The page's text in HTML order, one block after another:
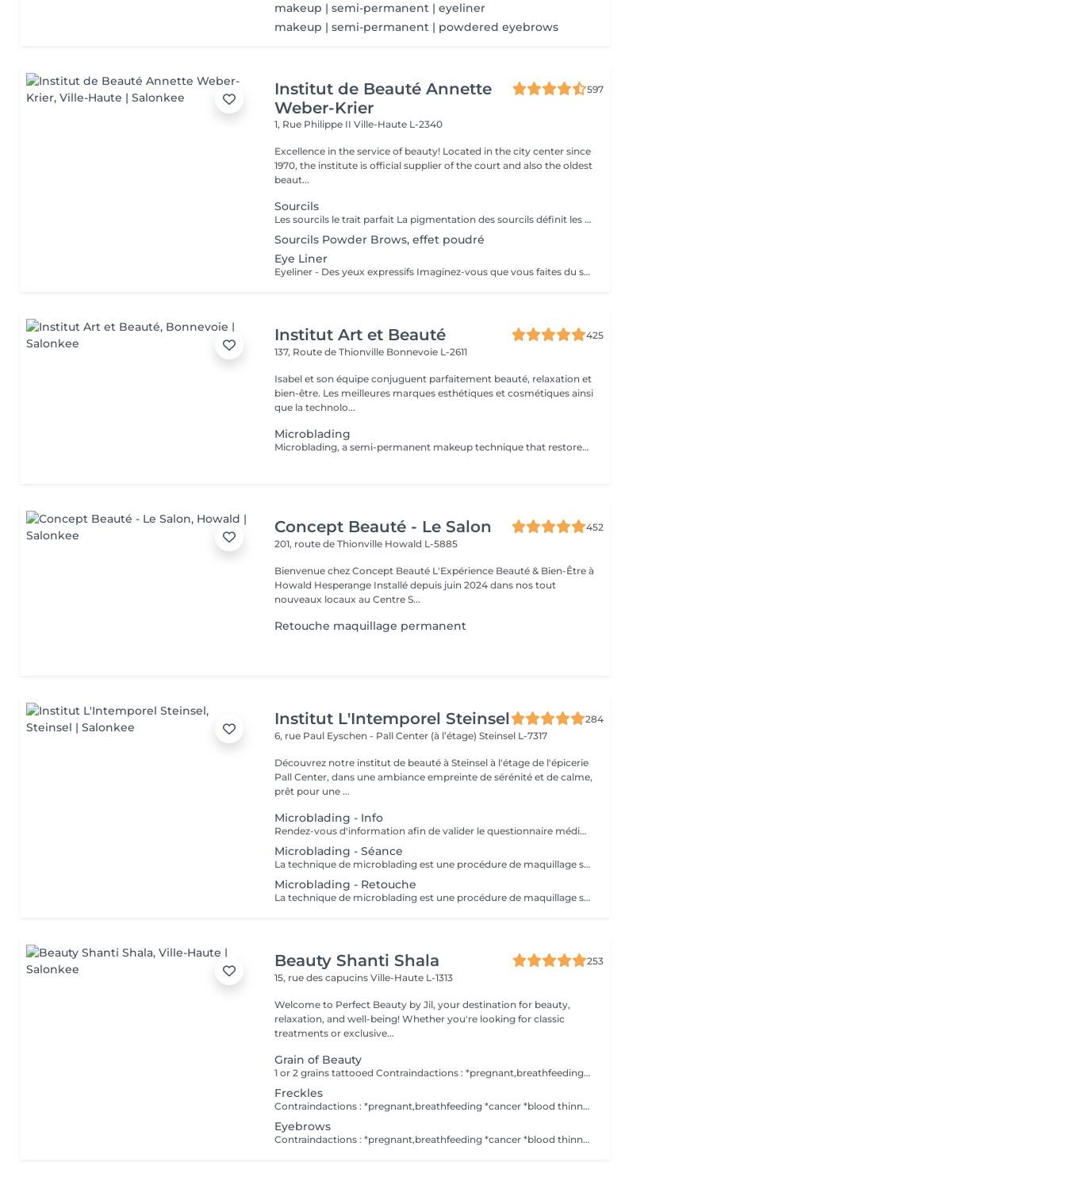
makeup | semi-permanent | eyeliner
makeup | semi-permanent | powdered eyebrows
Institut de Beauté Annette
Weber-Krier
597
1, Rue Philippe IIVille-Haute L-2340
Excellence in the service of beauty! Located in the city center since
1970, the institute is official supplier of the court and also the oldest
beaut...
Sourcils
Les sourcils le trait parfait La pigmentation des sourcils définit les traits de votre visage en créant un cadre optique. Le tracé du sourcil exprime votre état d'âme et peut même vous donner un aspect plus jeune. Mais les sourcils peuvent aussi pousser de manière très irrégulière jusqu'à ne plus pousser du tout. Dans ce cas le maquillage permanent est la solution idéale. On choisira une couleur qui vous correspond, ensuite on vous fera un dessin des sourcils au crayon. Quand on aura obtenu le résultat parfait, nous allons commencer à pigmenter des poils très fins. A partir de ce jour vous allez vous réveiller tous les matins avec des sourcils parfaits.
Sourcils Powder Brows, effet poudré
Eye Liner
Eyeliner - Des yeux expressifs Imaginez-vous que vous faites du sport, que vous allez vous baigner ou au sauna et que votre Eyeliner ne s'efface pas, ne coule pas plus jamais. Vos cils paraissent plus fournis et vos yeux sont plus expressifs grâce à un Eyeliner fin. L'Eyeliner est aussi la solution parfaite si vous portez des lentilles ou si vous avez des problèmes de vue ou bien si vous voulez tout simplement gagner du temps. Vous avez le choix entre un Eyeliner très fin et discret et un Eyeliner décoratif, tout comme vous le souhaitez. Dans tous les cas l'Eyeliner mettra vos yeux en valeur.
Institut Art et Beauté
425
137, Route de Thionville Bonnevoie L-2611
Isabel et son équipe conjuguent parfaitement beauté, relaxation et
bien-être. Les meilleures marques esthétiques et cosmétiques ainsi
que la technolo...
Microblading
Microblading, a semi-permanent makeup technique that restores shape, density, and definition to your eyebrows with ultra-natural, hair-by-hair strokes. Ideal if your eyebrows are too thin, sparse, or uneven, microblading creates a structured and harmonious look without daily makeup. Gentle and precise technique, skin-friendly. High-quality pigments for long-lasting results. Personalized consultation before each session. Lasts 12 to 18 months. Treat yourself to flawless, elegant eyebrows every day.
Concept Beauté - Le Salon
452
201, route de Thionville Howald L-5885
Bienvenue chez Concept Beauté L'Expérience Beauté & Bien-Être à
Howald Hesperange Installé depuis juin 2024 dans nos tout
nouveaux locaux au Centre S...
Retouche maquillage permanent
Institut L'Intemporel Steinsel
284
6, rue Paul Eyschen - Pall Center (à l’étage)Steinsel L-7317
Découvrez notre institut de beauté à Steinsel à l'étage de l'épicerie
Pall Center, dans une ambiance empreinte de sérénité et de calme,
prêt pour une ...
Microblading - Info
Rendez-vous d'information afin de valider le questionnaire médical et les contre-indications, validation de la couleur et de la forme des sourcils, réponses aux éventuelles interrogations. L'acompte sera restitué entièrement lors de votre venue, si vous n'annulez pas il sera conservé.
Microblading - Séance
La technique de microblading est une procédure de maquillage semi permanent réalisé entièrement à la main à l'aide d'un "stylo" muni de micro-aiguilles. La praticienne dessine poil à poil l'ensemble du sourcil afin de redonner au regard toute son intensité et sa ligne naturelle. Cette technique permet de redessiner entièrement un sourcil soit de combler les éventuels trous. Un résultat des plus naturel grâce à la finesse de la lame et donc au dessin de chaque poil. Effet trompe l'il garanti! POSSIBILITES DE RDV A STEINFORT OU OBERPALLEN
Microblading - Retouche
La technique de microblading est une procédure de maquillage semi-permanent réalisé entièrement à la main à l'aide d'un "stylo" muni de micro-aiguilles. La praticienne dessine poil à poil l'ensemble du sourcil afin de redonner au regard toute son intensité et sa ligne naturelle. Cette technique permet de redessiner entièrement un sourcil soit de combler les éventuels trous. Un résultat des plus naturel grâce à la finesse de la lame et donc au dessin de chaque poil. Effet trompe l'oeil garanti!
Beauty Shanti Shala
253
15, rue des capucinsVille-Haute L-1313
Welcome to Perfect Beauty by Jil, your destination for beauty,
relaxation, and well-being! Whether you're looking for classic
treatments or exclusive...
Grain of Beauty
1 or 2 grains tattooed Contraindactions : *pregnant,breathfeeding *cancer *blood thinner A retouch isn't included in the price. No alcohol the day before. Post treatement : *during 1 week puting a cream, which you buy here.
Freckles
Contraindactions : *pregnant,breathfeeding *cancer *blood thinner A retouch isn't included in the price. No alcohol the day before. Post treatement : *during 1 week puting a cream, which you buy here.
Eyebrows
Contraindactions : *pregnant,breathfeeding *cancer *blood thinner A retouch isn't included in the price. No alcohol the day before. If you wish an local anaesthesia, you need a medical prescription ( this is a law ) to invoid allergies/reactions from the creams. The cream you have to buy it yourself in the pharmacy. Post treatement : *during 1 week puting a cream, which you buy here.